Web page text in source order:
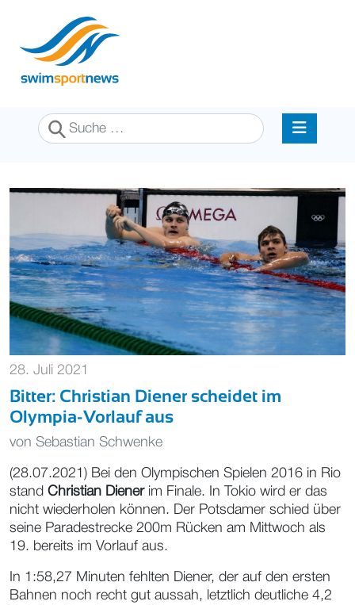
Suchen
28. Juli 2021
Bitter: Christian Diener scheidet im
Olympia-Vorlauf aus
von Sebastian Schwenke
(28.07.2021) Bei den Olympischen Spielen 2016 in Rio
stand Christian Dienerim Finale. In Tokio wird er das
nicht wiederholen können. Der Potsdamer schied über
seine Paradestrecke 200m Rücken am Mittwoch als
19. bereits im Vorlauf aus.
In 1:58,27 Minuten fehlten Diener, der auf den ersten
Bahnen noch recht gut aussah, letztlich deutliche 4,2